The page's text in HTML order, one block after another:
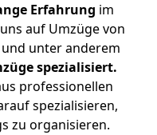
Erfahrung im
auf Umzüge von
unter anderem
spezialisiert.
professionellen
spezialisieren,
zu organisieren.